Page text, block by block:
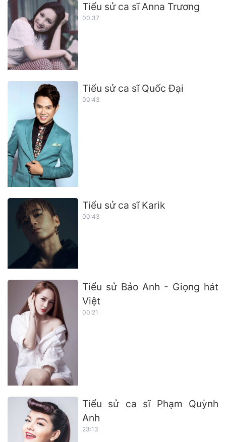
Tiểu sử ca sĩ Anna Trương
00:37
Tiểu sử ca sĩ Quốc Đại
00:43
Tiểu sử ca sĩ Karik
00:43
Tiểu sử Bảo Anh - Giọng hát
Việt
00:21
Tiểu sử ca sĩ Phạm Quỳnh
Anh
23:13